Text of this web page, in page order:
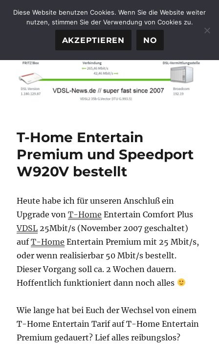
FTTH-News.de
T-Home Entertain
Premium und Speedport
W920V bestellt
Heute habe ich für unseren Anschluß ein
Upgrade vonT-Home Entertain Comfort Plus
VDSL 25Mbit/s (November 2007 geschaltet)
aufT-Home Entertain Premium mit 25 Mbit/s,
oder wenn realisierbar 50 Mbit/s bestellt.
Dieser Vorgang soll ca. 2 Wochen dauern.
Hoffentlich funktioniert dann noch alles
Wie lange hat bei Euch der Wechsel von einem
T-Home Entertain Tarif auf T-Home Entertain
Premium gedauert? Lief alles reibungslos?
Diese Website benutzen Cookies. Wenn Sie die Website weiter
nutzen, stimmen Sie der Verwendung von Cookies zu.
AKZEPTIEREN NO